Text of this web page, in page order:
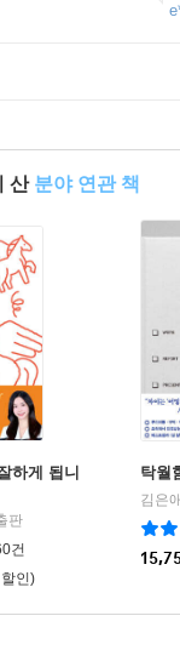
산 분야 연관 책
하게 됩니
판
건
인)
탁월
김은